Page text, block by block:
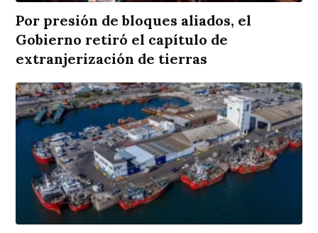
Por presión de bloques aliados, el
Gobierno retiró el capítulo de
extranjerización de tierras